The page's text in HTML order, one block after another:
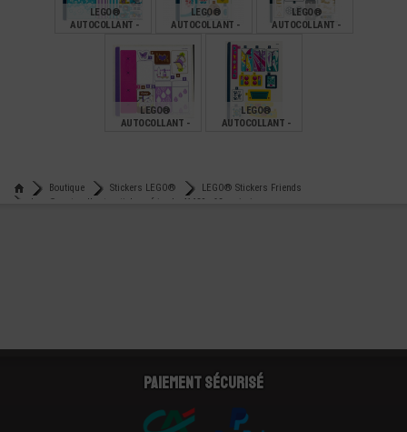
LEGO®
AUTOCOLLANT -
LEGO®
AUTOCOLLANT -
LEGO®
AUTOCOLLANT -
FRIENDS LE CINÉMA
LEGO®
AUTOCOLLANT -
LEGO®
AUTOCOLLANT -
Boutique
Stickers LEGO®
LEGO® Stickers Friends
Lego® autocollant - stickers friends 41689 n°2 - miroir
Paiement sécurisé